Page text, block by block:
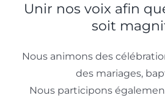
Unir nos voix afin
soit
Nous animons des
des mariages,
Nous participons